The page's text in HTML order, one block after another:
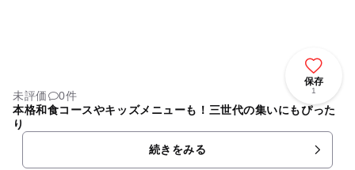
保存
1
未評価
0件
本格和食コースやキッズメニューも！三世代の集いにもぴった
り
続きをみる